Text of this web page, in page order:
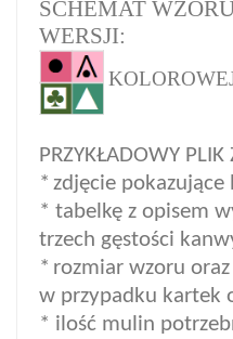
SCHEMAT
WERSJI:
PRZYKŁADOWY
* zdjęcie
* tabelkę z opisem
trzech gęstości
* rozmiar wzoru
w przypadku kartek
* ilość mulin